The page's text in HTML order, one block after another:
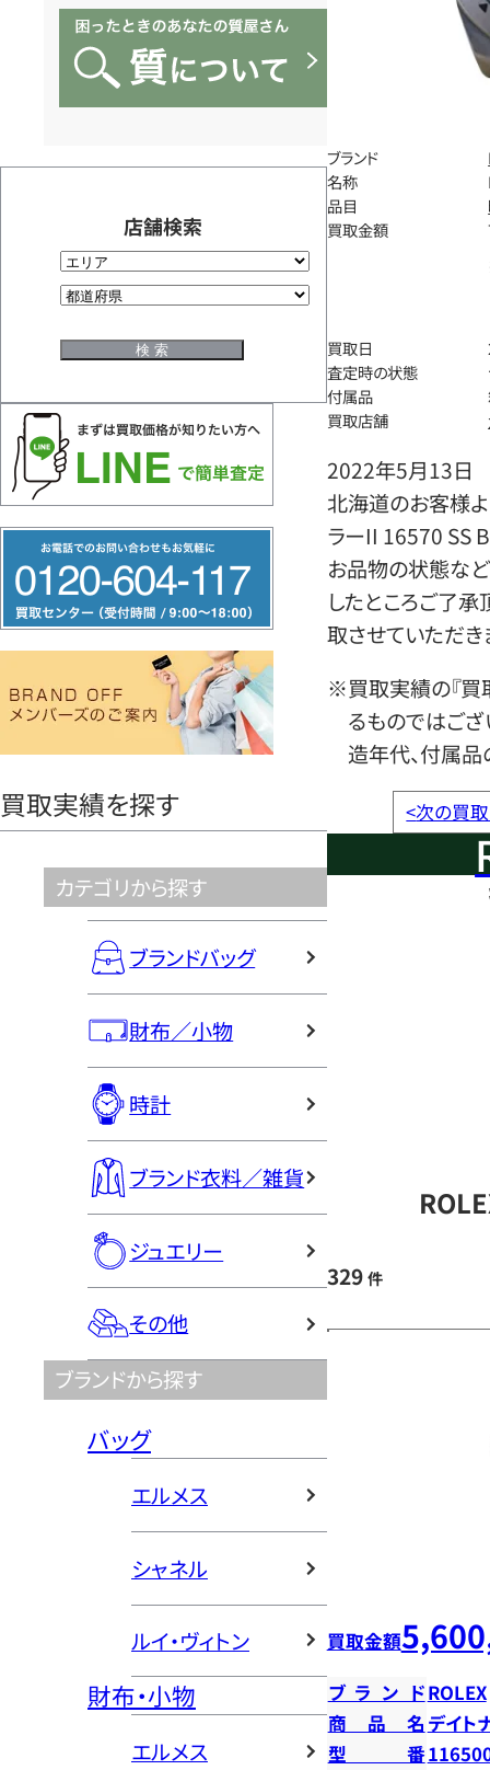
店舗検索
リ
ー
ヤ
買取実績を探す
カテゴリから探す
ブランドバッグ
財布／小物
時計
ブランド衣料／雑貨
ジュエリー
その他
ブランドから探す
バッグ
エルメス
シャネル
ルイ・ヴィトン
財布・小物
エルメス
ブランド
名称
品目
買取金額
買取日
査定時の状態
付属品
買取店舗
2022年5月13日
北海道のお客様よ
ラーII 16570 SS
お品物の状態など
したところご了
取させていただき
※買取実績の『買
るものではござ
造年代、付属品
<次の買
329 件
買取金額
ブランドROLEX
商品名 デイト
型番